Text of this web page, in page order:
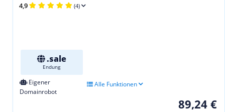
4,9 (4)
.sale
Endung
Eigener
Domainrobot
Alle Funktionen
89,24 €